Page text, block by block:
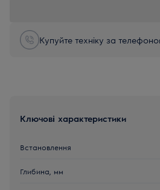
Купуйте техніку за
Ключові характеристики
Встановлення
Глибина, мм